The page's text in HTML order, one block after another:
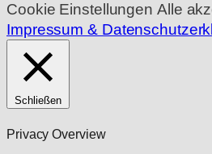
Cookie Einstellungen Alle
Impressum &
Schließen
Privacy Overview